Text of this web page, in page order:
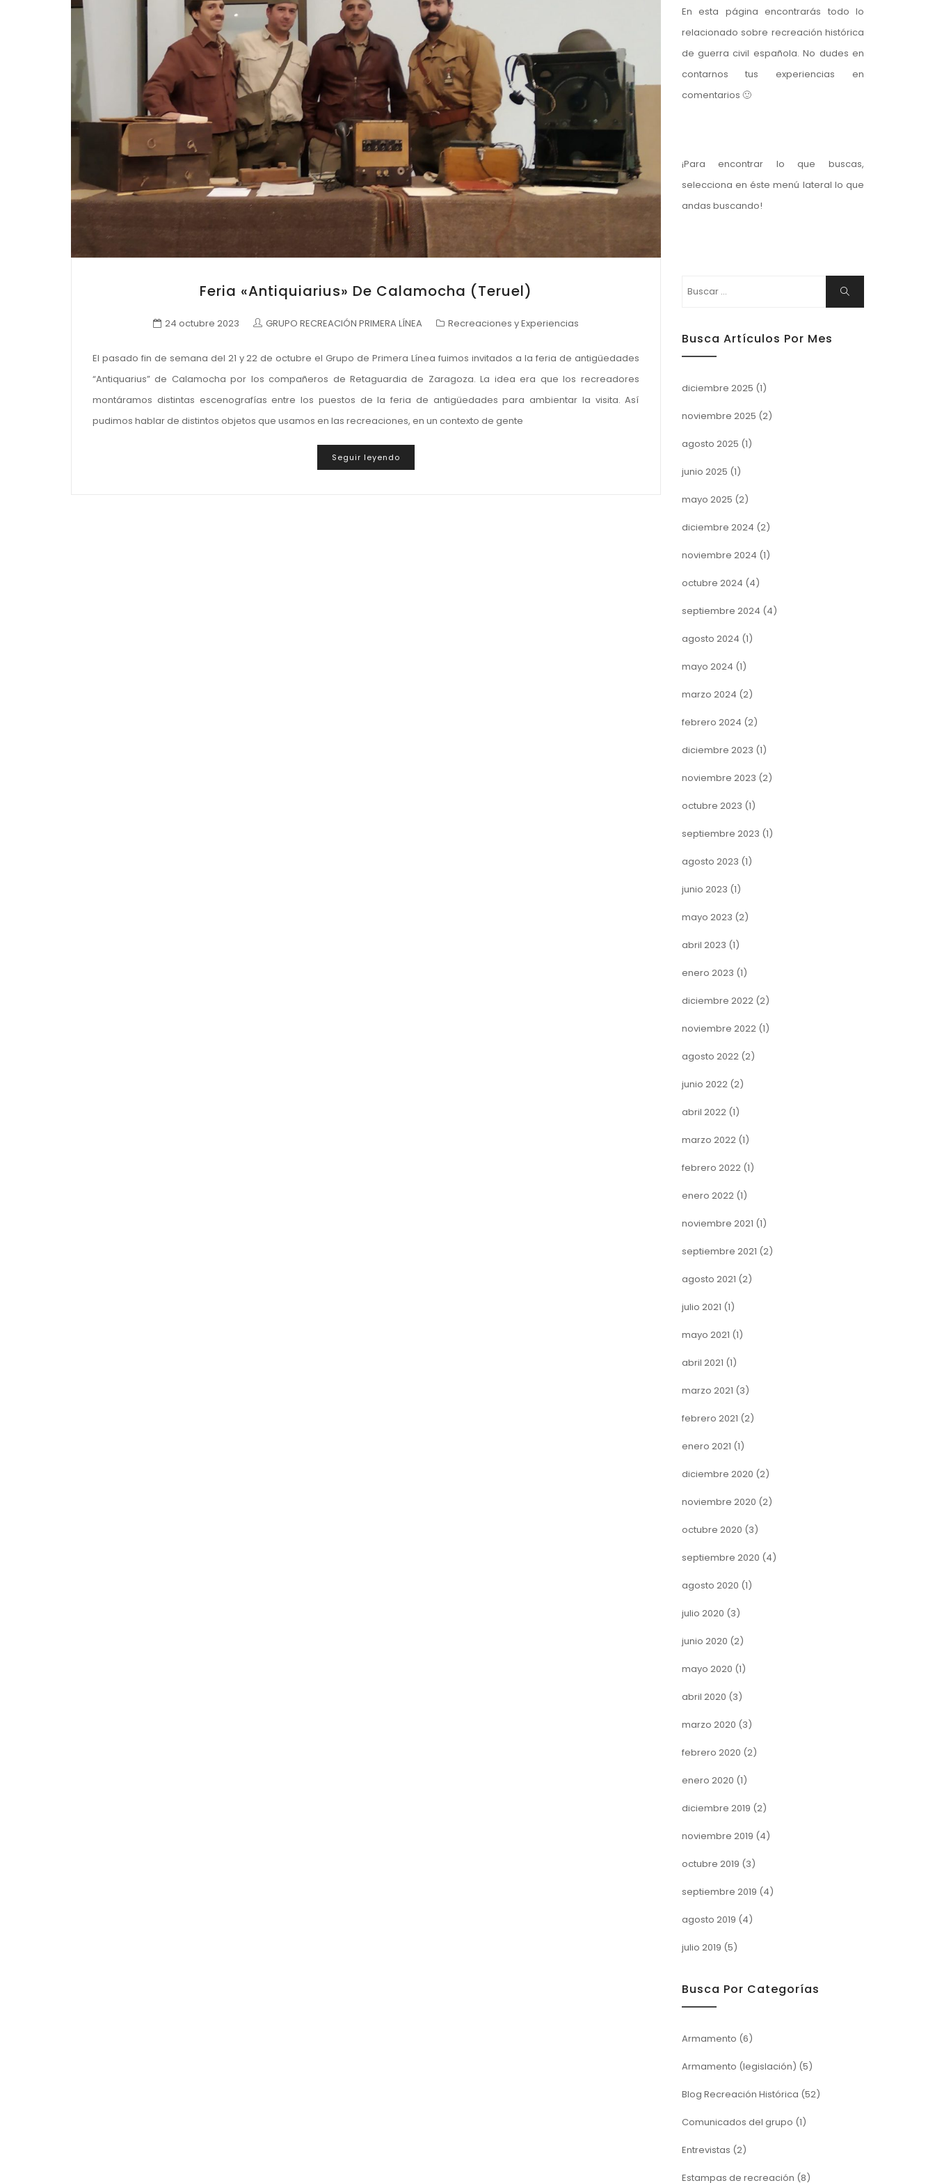
Feria «antiquiarius» De Calamocha (Teruel)
24 octubre 2023 GRUPO RECREACIÓN PRIMERA LÍNEA Recreaciones y Experiencias
El pasado fin de semana del 21 y 22 de octubre el Grupo de Primera Línea fuimos invitados a la feria de antigüedades
“Antiquarius” de Calamocha por los compañeros de Retaguardia de Zaragoza. La idea era que los recreadores
montáramos distintas escenografías entre los puestos de la feria de antigüedades para ambientar la visita. Así
pudimos hablar de distintos objetos que usamos en las recreaciones, en un contexto de gente
Seguir leyendo
En esta página encontrarás todo lo
relacionado sobre recreación histórica
de guerra civil española. No dudes en
contarnos tus experiencias en
comentarios 🙂
¡Para encontrar lo que buscas,
selecciona en éste menú lateral lo que
andas buscando!
Buscar
Busca Artículos Por Mes
diciembre 2025 (1)
noviembre 2025 (2)
agosto 2025 (1)
junio 2025 (1)
mayo 2025 (2)
diciembre 2024 (2)
noviembre 2024 (1)
octubre 2024 (4)
septiembre 2024 (4)
agosto 2024 (1)
mayo 2024 (1)
marzo 2024 (2)
febrero 2024 (2)
diciembre 2023 (1)
noviembre 2023 (2)
octubre 2023 (1)
septiembre 2023 (1)
agosto 2023 (1)
junio 2023 (1)
mayo 2023 (2)
abril 2023 (1)
enero 2023 (1)
diciembre 2022(2)
noviembre 2022(1)
agosto 2022(2)
junio 2022(2)
abril 2022(1)
marzo 2022(1)
febrero 2022(1)
enero 2022(1)
noviembre 2021 (1)
septiembre 2021 (2)
agosto 2021 (2)
julio 2021 (1)
mayo 2021 (1)
abril 2021 (1)
marzo 2021 (3)
febrero 2021 (2)
enero 2021 (1)
diciembre 2020 (2)
noviembre 2020 (2)
octubre 2020 (3)
septiembre 2020 (4)
agosto 2020 (1)
julio 2020 (3)
junio 2020 (2)
mayo 2020 (1)
abril 2020 (3)
marzo 2020 (3)
febrero 2020 (2)
enero 2020 (1)
diciembre 2019 (2)
noviembre 2019 (4)
octubre 2019 (3)
septiembre 2019 (4)
agosto 2019 (4)
julio 2019 (5)
Busca Por Categorías
Armamento (6)
Armamento (legislación) (5)
Blog Recreación Histórica (52)
Comunicados del grupo (1)
Entrevistas (2)
Estampas de recreación (8)